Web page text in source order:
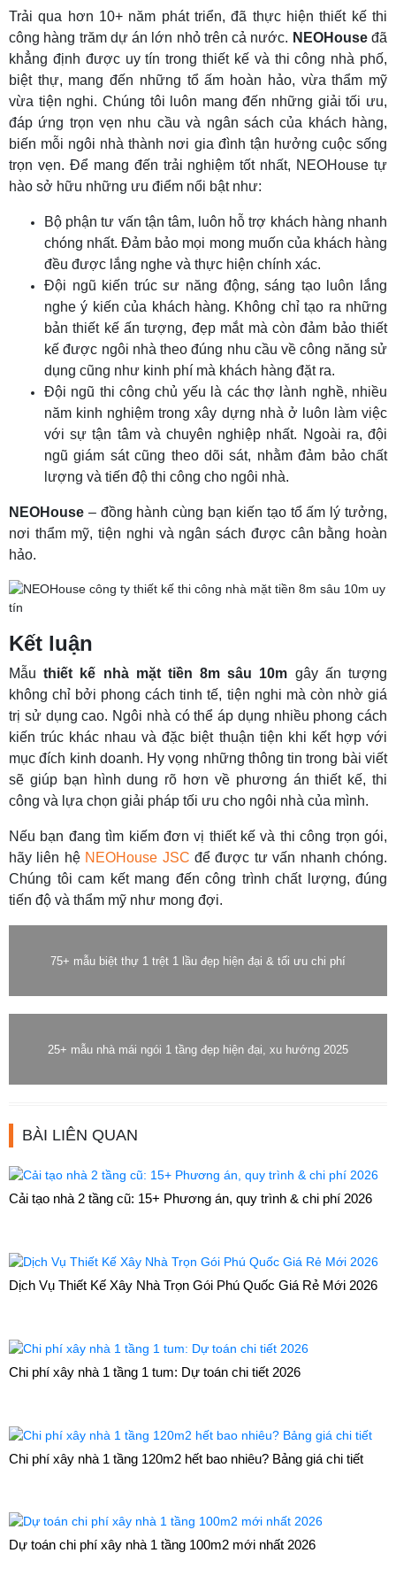
Trải qua hơn 10+ năm phát triển, đã thực hiện thiết kế thi
công hàng trăm dự án lớn nhỏ trên cả nước. NEOHouseđã
khẳng định được uy tín trong thiết kế và thi công nhà phố,
biệt thự, mang đến những tổ ấm hoàn hảo, vừa thẩm mỹ
vừa tiện nghi. Chúng tôi luôn mang đến những giải tối ưu,
đáp ứng trọn vẹn nhu cầu và ngân sách của khách hàng,
biến mỗi ngôi nhà thành nơi gia đình tận hưởng cuộc sống
trọn vẹn. Để mang đến trải nghiệm tốt nhất, NEOHouse tự
hào sở hữu những ưu điểm nổi bật như:
Bộ phận tư vấn tận tâm, luôn hỗ trợ khách hàng nhanh
chóng nhất. Đảm bảo mọi mong muốn của khách hàng
đều được lắng nghe và thực hiện chính xác.
Đội ngũ kiến trúc sư năng động, sáng tạo luôn lắng
nghe ý kiến của khách hàng. Không chỉ tạo ra những
bản thiết kế ấn tượng, đẹp mắt mà còn đảm bảo thiết
kế được ngôi nhà theo đúng nhu cầu về công năng sử
dụng cũng như kinh phí mà khách hàng đặt ra.
Đội ngũ thi công chủ yếu là các thợ lành nghề, nhiều
năm kinh nghiệm trong xây dựng nhà ở luôn làm việc
với sự tận tâm và chuyên nghiệp nhất. Ngoài ra, đội
ngũ giám sát cũng theo dõi sát, nhằm đảm bảo chất
lượng và tiến độ thi công cho ngôi nhà.
NEOHouse – đồng hành cùng bạn kiến tạo tổ ấm lý tưởng,
nơi thẩm mỹ, tiện nghi và ngân sách được cân bằng hoàn
hảo.
Kết luận
Mẫuthiết kế nhà mặt tiền 8m sâu 10m gây ấn tượng
không chỉ bởi phong cách tinh tế, tiện nghi mà còn nhờ giá
trị sử dụng cao. Ngôi nhà có thể áp dụng nhiều phong cách
kiến trúc khác nhau và đặc biệt thuận tiện khi kết hợp với
mục đích kinh doanh. Hy vọng những thông tin trong bài viết
sẽ giúp bạn hình dung rõ hơn về phương án thiết kế, thi
công và lựa chọn giải pháp tối ưu cho ngôi nhà của mình.
Nếu bạn đang tìm kiếm đơn vị thiết kế và thi công trọn gói,
hãy liên hệ NEOHouse JSC để được tư vấn nhanh chóng.
Chúng tôi cam kết mang đến công trình chất lượng, đúng
tiến độ và thẩm mỹ như mong đợi.
75+ mẫu biệt thự 1 trệt 1 lầu đẹp hiện đại & tối ưu chi phí
25+ mẫu nhà mái ngói 1 tầng đẹp hiện đại, xu hướng 2025
BÀI LIÊN QUAN
Cải tạo nhà 2 tầng cũ: 15+ Phương án, quy trình & chi phí 2026
Dịch Vụ Thiết Kế Xây Nhà Trọn Gói Phú Quốc Giá Rẻ Mới 2026
Chi phí xây nhà 1 tầng 1 tum: Dự toán chi tiết 2026
Chi phí xây nhà 1 tầng 120m2 hết bao nhiêu? Bảng giá chi tiết
Dự toán chi phí xây nhà 1 tầng 100m2 mới nhất 2026